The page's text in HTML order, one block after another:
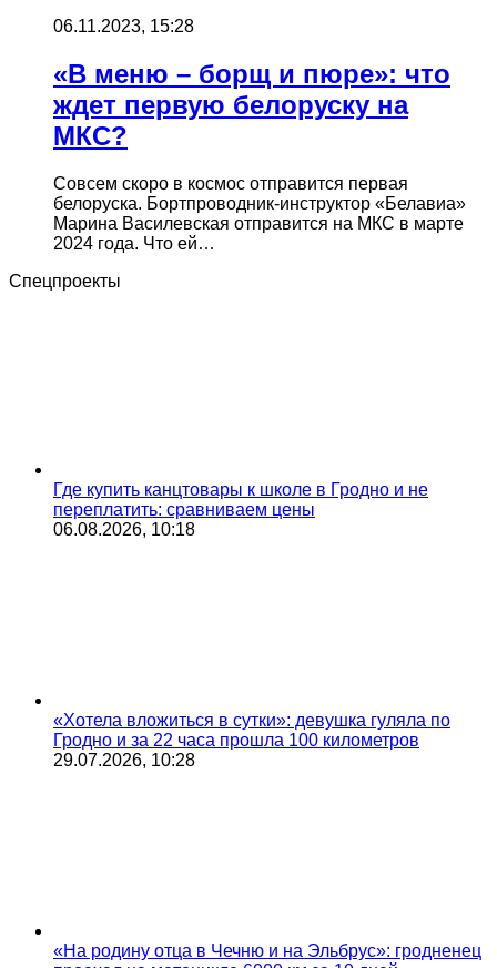
06.11.2023, 15:28
«В меню – борщ и пюре»: что
ждет первую белоруску на
МКС?
Совсем скоро в космос отправится первая
белоруска. Бортпроводник-инструктор «Белавиа»
Марина Василевская отправится на МКС в марте
2024 года. Что ей…
Спецпроекты
Где купить канцтовары к школе в Гродно и не
переплатить: сравниваем цены
06.08.2026, 10:18
«Хотела вложиться в сутки»: девушка гуляла по
Гродно и за 22 часа прошла 100 километров
29.07.2026, 10:28
«На родину отца в Чечню и на Эльбрус»: гродненец